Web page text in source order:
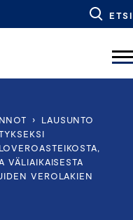
ETSI
›
LAUSUNTO
VÄLIAIKAISESTA
VEROLAKIEN